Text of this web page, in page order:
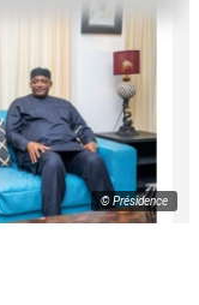
© Présidence